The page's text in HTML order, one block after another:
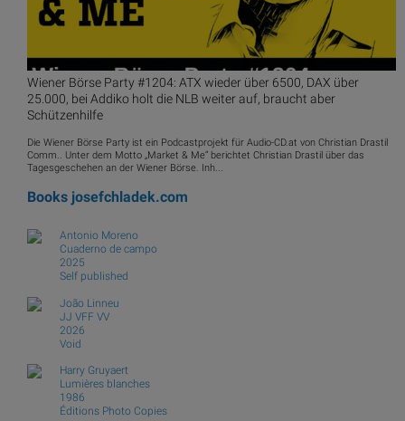
Wiener Börse Party #1204: ATX wieder über 6500, DAX über
25.000, bei Addiko holt die NLB weiter auf, braucht aber
Schützenhilfe
Die Wiener Börse Party ist ein Podcastprojekt für Audio-CD.at von Christian Drastil
Comm.. Unter dem Motto „Market & Me“ berichtet Christian Drastil über das
Tagesgeschehen an der Wiener Börse. Inh...
Books josefchladek.com
Antonio Moreno
Cuaderno de campo
2025
Self published
João Linneu
JJ VFF VV
2026
Void
Harry Gruyaert
Lumières blanches
1986
Éditions Photo Copies